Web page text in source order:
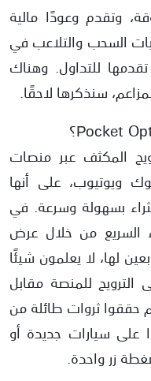
وتقدم وعودًا مالية
السحب والتلاعب في
للتداول. وهناك
سنذكرها لاحقًا.
المكثف عبر منصات
ويوتيوب، على أنها
بسهولة وسرعة. في
السريع من خلال عرض
لها، لا يعلمون شيئًا
للمنصة مقابل
حققوا ثروات طائلة من
على سيارات جديدة أو
زر واحدة.